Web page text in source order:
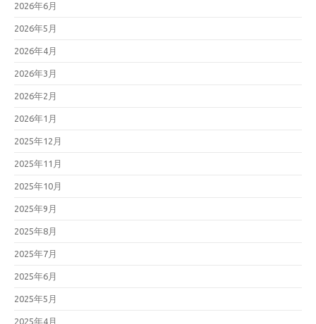
2026年6月
2026年5月
2026年4月
2026年3月
2026年2月
2026年1月
2025年12月
2025年11月
2025年10月
2025年9月
2025年8月
2025年7月
2025年6月
2025年5月
2025年4月